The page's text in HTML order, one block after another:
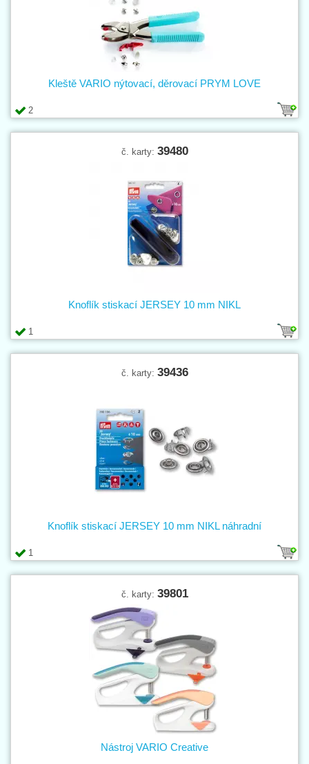
2
Kleště VARIO nýtovací, děrovací PRYM LOVE
č. karty: 39480
1
Knoflík stiskací JERSEY 10 mm NIKL
č. karty: 39436
1
Knoflík stiskací JERSEY 10 mm NIKL náhradní
č. karty: 39801
Nástroj VARIO Creative